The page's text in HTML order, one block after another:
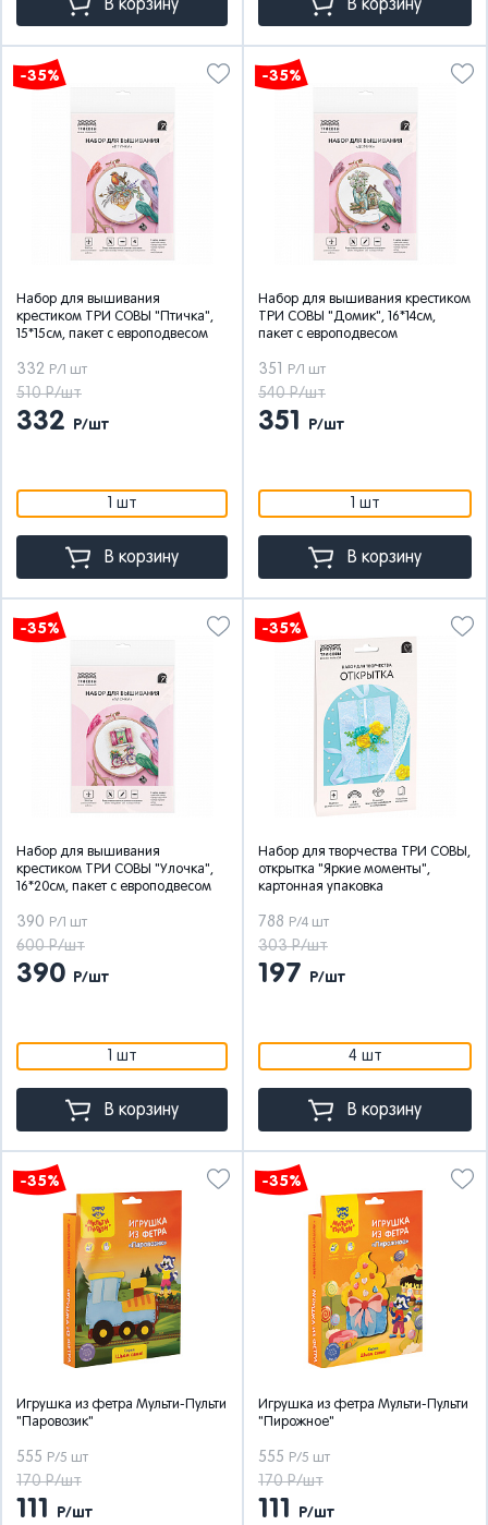
В корзину В корзину
-35%
Набор для вышивания
крестиком ТРИ СОВЫ "Птичка",
15*15см, пакет с европодвесом
332 Р/1 шт
510 Р/шт
332 Р/шт
1 шт
В корзину
-35%
Набор для вышивания крестиком
ТРИ СОВЫ "Домик", 16*14см,
пакет с европодвесом
351 Р/1 шт
540 Р/шт
351 Р/шт
1 шт
В корзину
-35%
Набор для вышивания
крестиком ТРИ СОВЫ "Улочка",
16*20см, пакет с европодвесом
390 Р/1 шт
600 Р/шт
390 Р/шт
1 шт
В корзину
-35%
Набор для творчества ТРИ СОВЫ,
открытка "Яркие моменты",
картонная упаковка
788 Р/4 шт
303 Р/шт
197 Р/шт
4 шт
В корзину
-35%
Игрушка из фетра Мульти-Пульти
"Паровозик"
555 Р/5 шт
170 Р/шт
111 Р/шт
-35%
Игрушка из фетра Мульти-Пульти
"Пирожное"
555 Р/5 шт
170 Р/шт
111 Р/шт